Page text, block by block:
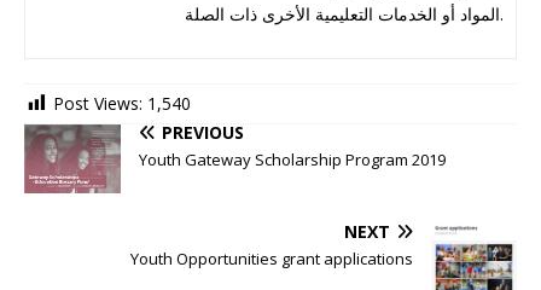
المواد أو الخدمات التعليمية الأخرى ذات الصلة.
Post Views: 1,540
PREVIOUS
Youth Gateway Scholarship Program 2019
NEXT
Youth Opportunities grant applications